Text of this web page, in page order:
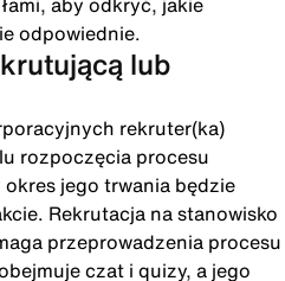
odpowiednie.
lub
rekruter(ka)
rozpoczęcia procesu
jego trwania będzie
Rekrutacja na stanowisko
przeprowadzenia procesu
czat i quizy, a jego